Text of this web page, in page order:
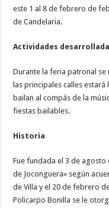
este 1 al 8 de febrero de
de Candelaria.
Actividades
Durante la feria patronal se
las principales calles
bailan al compás de la
fiestas bailables.
Historia
Fue fundada el 3 de agosto
de Joconguera» según
de Villa y el 20 de febrero
Policarpo Bonilla se le